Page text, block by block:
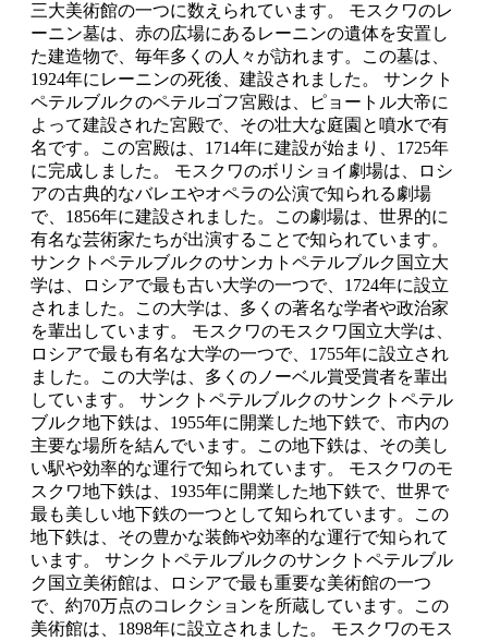
三大美術館の一つに数えられています。 モスクワのレ
ーニン墓は、赤の広場にあるレーニンの遺体を安置し
た建造物で、毎年多くの人々が訪れます。この墓は、
1924年にレーニンの死後、建設されました。 サンクト
ペテルブルクのペテルゴフ宮殿は、ピョートル大帝に
よって建設された宮殿で、その壮大な庭園と噴水で有
名です。この宮殿は、1714年に建設が始まり、1725年
に完成しました。 モスクワのボリショイ劇場は、ロシ
アの古典的なバレエやオペラの公演で知られる劇場
で、1856年に建設されました。この劇場は、世界的に
有名な芸術家たちが出演することで知られています。
サンクトペテルブルクのサンカトペテルブルク国立大
学は、ロシアで最も古い大学の一つで、1724年に設立
されました。この大学は、多くの著名な学者や政治家
を輩出しています。 モスクワのモスクワ国立大学は、
ロシアで最も有名な大学の一つで、1755年に設立され
ました。この大学は、多くのノーベル賞受賞者を輩出
しています。 サンクトペテルブルクのサンクトペテル
ブルク地下鉄は、1955年に開業した地下鉄で、市内の
主要な場所を結んでいます。この地下鉄は、その美し
い駅や効率的な運行で知られています。 モスクワのモ
スクワ地下鉄は、1935年に開業した地下鉄で、世界で
最も美しい地下鉄の一つとして知られています。この
地下鉄は、その豊かな装飾や効率的な運行で知られて
います。 サンクトペテルブルクのサンクトペテルブル
ク国立美術館は、ロシアで最も重要な美術館の一つ
で、約70万点のコレクションを所蔵しています。この
美術館は、1898年に設立されました。 モスクワのモス